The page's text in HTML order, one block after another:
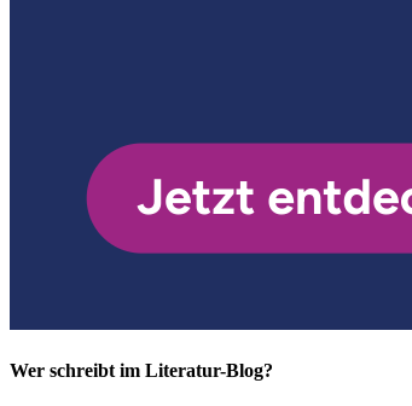
Wer schreibt im Literatur-Blog?